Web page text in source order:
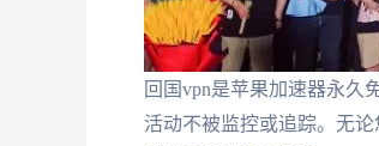
回国vpn是苹果加速器永久
活动不被监控或追踪。无